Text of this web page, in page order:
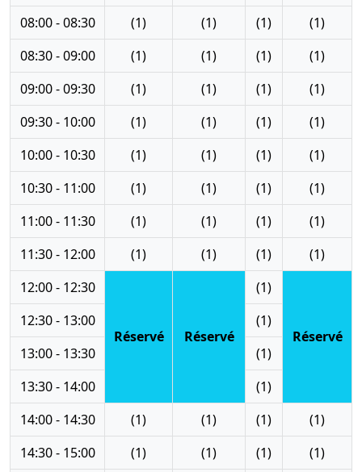
08:00 - 08:30
(1) (1) (1)
(1)
08:30 - 09:00
(1) (1) (1)
(1)
09:00 - 09:30
(1) (1) (1)
(1)
09:30 - 10:00
(1) (1) (1)
(1)
10:00 - 10:30
(1) (1) (1)
(1)
10:30 - 11:00
(1) (1) (1)
(1)
11:00 - 11:30
(1) (1) (1)
(1)
11:30 - 12:00
(1) (1) (1)
(1)
12:00 - 12:30
Réservé Réservé
(1)
Réservé
12:30 - 13:00
(1)
13:00 - 13:30
(1)
13:30 - 14:00
(1)
14:00 - 14:30
(1) (1) (1)
(1)
14:30 - 15:00
(1) (1) (1)
(1)